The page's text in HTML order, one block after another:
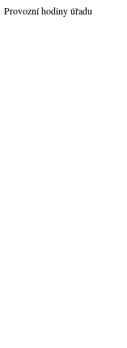
Provozní hodiny úřadu